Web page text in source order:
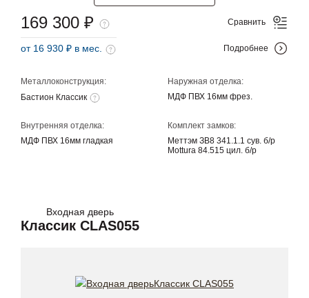
Металлоконструкция:
Бастион Классик
Наружная отделка:
МДФ ПВХ 16мм фрез.
Внутренняя отделка:
МДФ ПВХ 16мм гладкая
Комплект замков:
Меттэм ЗВ8 341.1.1 сув. б/р
Mottura 84.515 цил. б/р
169 300 ₽
от 16 930 ₽ в мес.
Сравнить
Подробнее
Входная дверь
Классик CLAS055